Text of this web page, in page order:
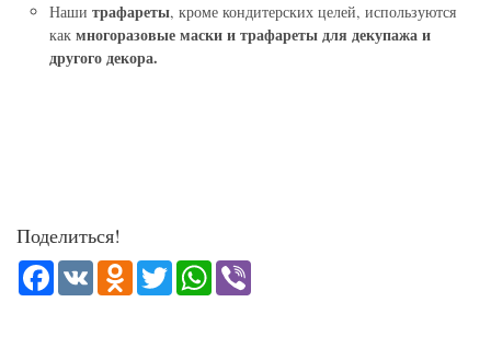
Наши трафареты, кроме кондитерских целей, используются
как многоразовые маски и трафареты для декупажа и
другого декора.
Поделиться!
Facebook
VK Odnoklassniki
TwitterWhatsApp